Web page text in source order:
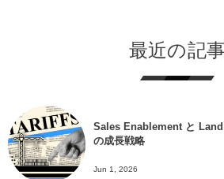
最近の記事
Sales Enablement と
の成長戦略
Jun 1, 2026